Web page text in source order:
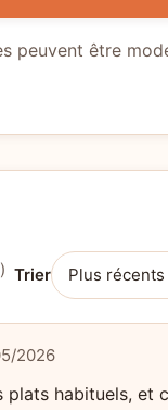
peuvent être
Trier
2026
plats habituels, et